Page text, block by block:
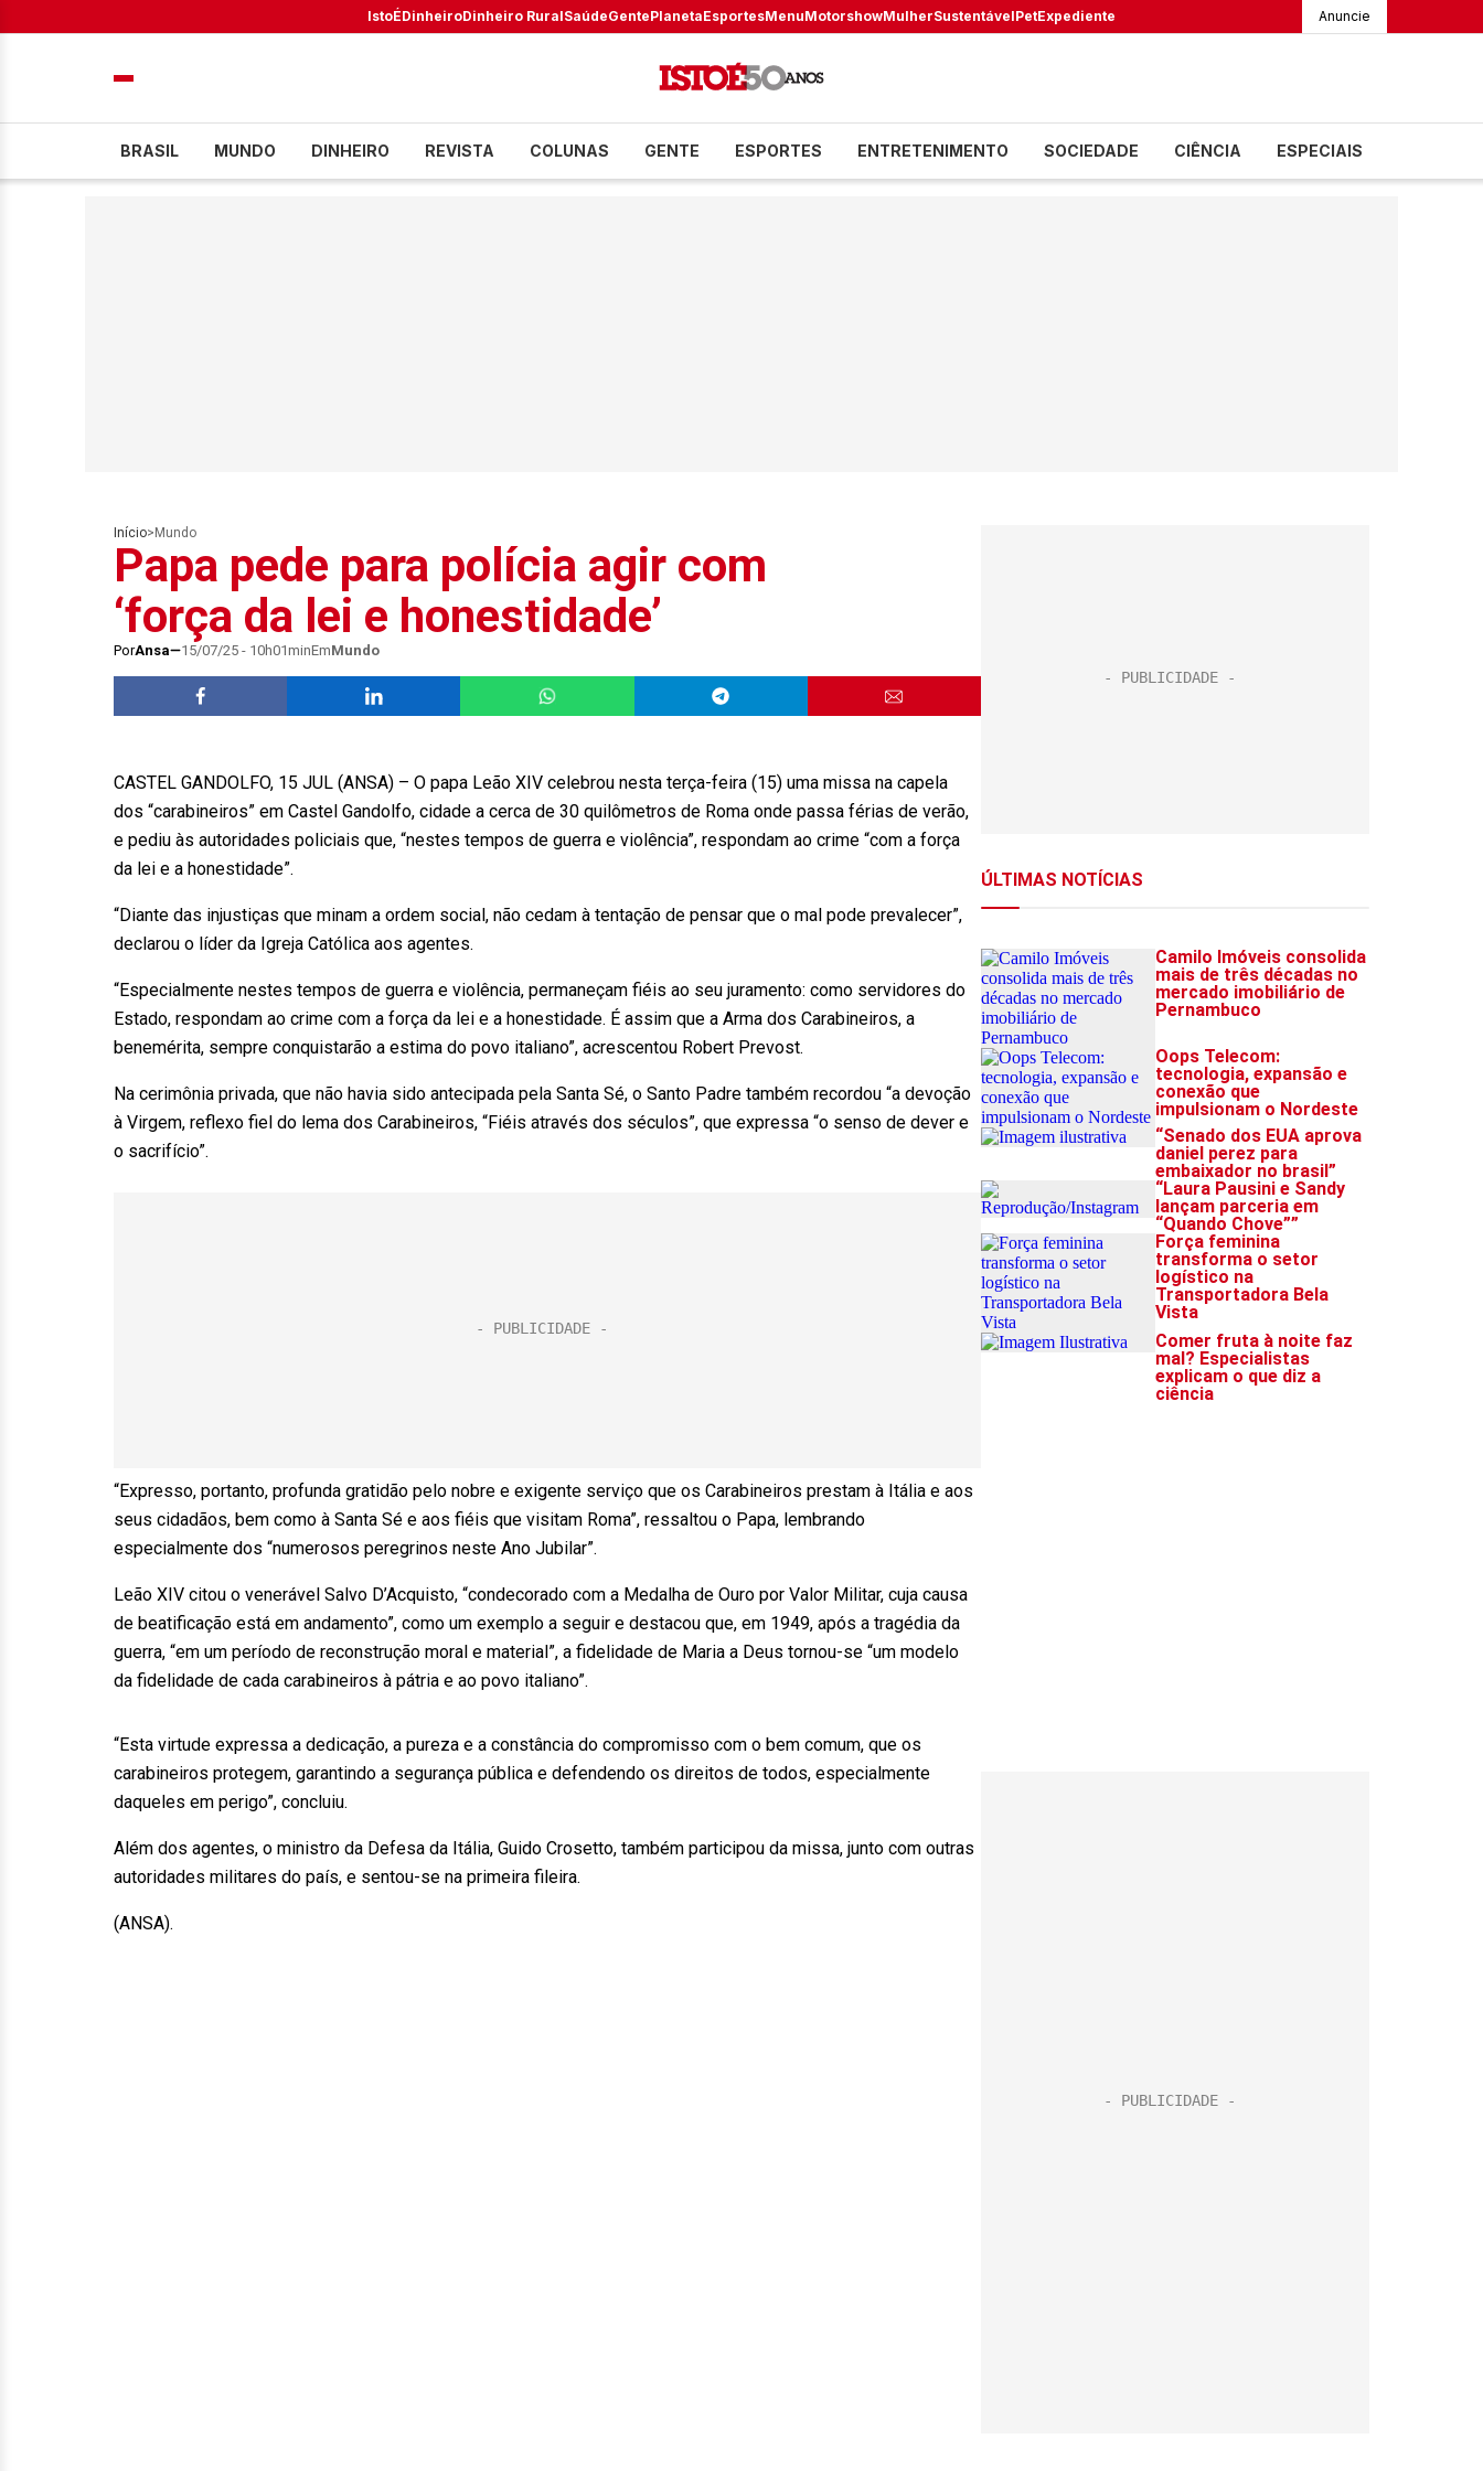
IstoÉDinheiroDinheiro RuralSaúdeGentePlanetaEsportesMenuMotorshowMulherSustentávelPetExpediente Anuncie
BRASIL MUNDO DINHEIRO REVISTA COLUNAS GENTE ESPORTES ENTRETENIMENTO SOCIEDADE CIÊNCIA ESPECIAIS
Início> Mundo
Papa pede para polícia agir com
‘força da lei e honestidade’
PorAnsa 15/07/25 - 10h01minEmMundo
CASTEL GANDOLFO, 15 JUL (ANSA) – O papa Leão XIV celebrou nesta terça-feira (15) uma missa na capela
dos “carabineiros” em Castel Gandolfo, cidade a cerca de 30 quilômetros de Roma onde passa férias de verão,
e pediu às autoridades policiais que, “nestes tempos de guerra e violência”, respondam ao crime “com a força
da lei e a honestidade”.
“Diante das injustiças que minam a ordem social, não cedam à tentação de pensar que o mal pode prevalecer”,
declarou o líder da Igreja Católica aos agentes.
“Especialmente nestes tempos de guerra e violência, permaneçam fiéis ao seu juramento: como servidores do
Estado, respondam ao crime com a força da lei e a honestidade. É assim que a Arma dos Carabineiros, a
benemérita, sempre conquistarão a estima do povo italiano”, acrescentou Robert Prevost.
Na cerimônia privada, que não havia sido antecipada pela Santa Sé, o Santo Padre também recordou “a devoção
à Virgem, reflexo fiel do lema dos Carabineiros, “Fiéis através dos séculos”, que expressa “o senso de dever e
o sacrifício”.
“Expresso, portanto, profunda gratidão pelo nobre e exigente serviço que os Carabineiros prestam à Itália e aos
seus cidadãos, bem como à Santa Sé e aos fiéis que visitam Roma”, ressaltou o Papa, lembrando
especialmente dos “numerosos peregrinos neste Ano Jubilar”.
Leão XIV citou o venerável Salvo D’Acquisto, “condecorado com a Medalha de Ouro por Valor Militar, cuja causa
de beatificação está em andamento”, como um exemplo a seguir e destacou que, em 1949, após a tragédia da
guerra, “em um período de reconstrução moral e material”, a fidelidade de Maria a Deus tornou-se “um modelo
da fidelidade de cada carabineiros à pátria e ao povo italiano”.
“Esta virtude expressa a dedicação, a pureza e a constância do compromisso com o bem comum, que os
carabineiros protegem, garantindo a segurança pública e defendendo os direitos de todos, especialmente
daqueles em perigo”, concluiu.
Além dos agentes, o ministro da Defesa da Itália, Guido Crosetto, também participou da missa, junto com outras
autoridades militares do país, e sentou-se na primeira fileira.
(ANSA).